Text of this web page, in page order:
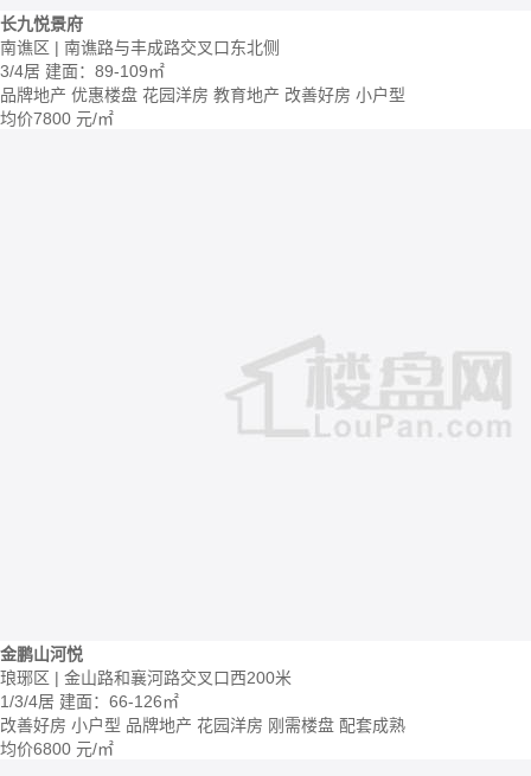
长九悦景府
南谯区 | 南谯路与丰成路交叉口东北侧
3/4居 建面：89-109㎡
品牌地产 优惠楼盘 花园洋房 教育地产 改善好房 小户型
均价7800 元/㎡
金鹏山河悦
琅琊区 | 金山路和襄河路交叉口西200米
1/3/4居 建面：66-126㎡
改善好房 小户型 品牌地产 花园洋房 刚需楼盘 配套成熟
均价6800 元/㎡